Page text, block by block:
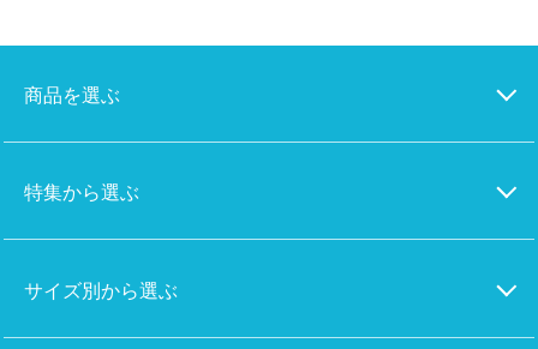
商品を選ぶ
特集から選ぶ
サイズ別から選ぶ